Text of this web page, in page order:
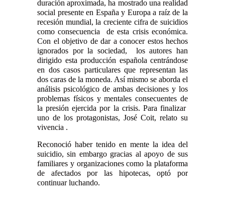
duración aproximada, ha mostrado una realidad
social presente en España y Europa a raíz de la
recesión mundial, la creciente cifra de suicidios
como consecuencia de esta crisis económica.
Con el objetivo de dar a conocer estos hechos
ignorados por la sociedad, los autores han
dirigido esta producción española centrándose
en dos casos particulares que representan las
dos caras de la moneda. Así mismo se aborda el
análisis psicológico de ambas decisiones y los
problemas físicos y mentales consecuentes de
la presión ejercida por la crisis. Para finalizar
uno de los protagonistas, José Coit, relato su
vivencia .
Reconoció haber tenido en mente la idea del
suicidio, sin embargo gracias al apoyo de sus
familiares y organizaciones como la plataforma
de afectados por las hipotecas, optó por
continuar luchando.